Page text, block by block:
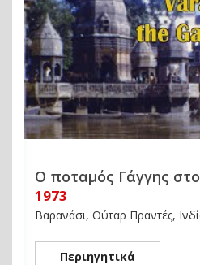
Ο ποταμός Γάγγης
1973
Βαρανάσι, Ούταρ Πραντές,
Περιηγητικά